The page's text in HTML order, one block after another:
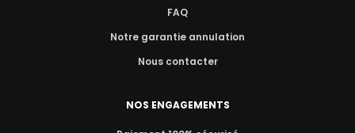
FAQ
Notre garantie annulation
Nous contacter
NOS ENGAGEMENTS